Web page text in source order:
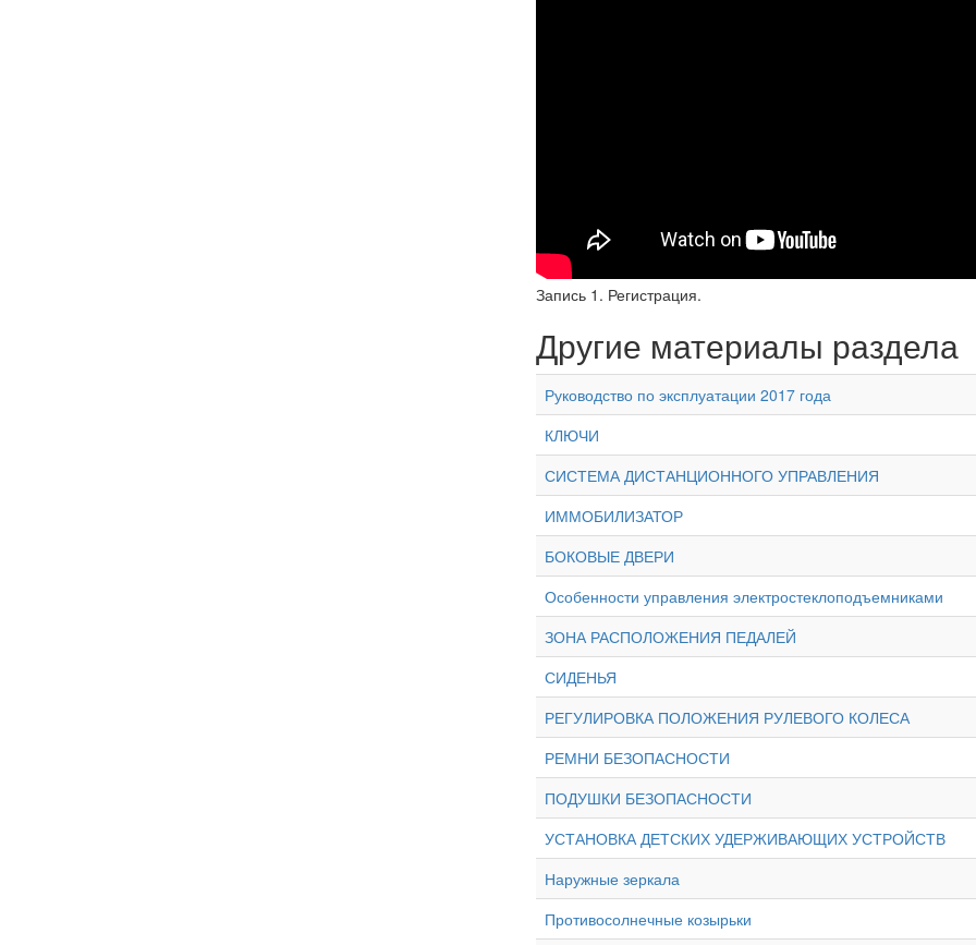
Запись 1. Регистрация.
Другие материалы раздела
Руководство по эксплуатации 2017 года
КЛЮЧИ
СИСТЕМА ДИСТАНЦИОННОГО УПРАВЛЕНИЯ
ИММОБИЛИЗАТОР
БОКОВЫЕ ДВЕРИ
Особенности управления электростеклоподъемниками
ЗОНА РАСПОЛОЖЕНИЯ ПЕДАЛЕЙ
СИДЕНЬЯ
РЕГУЛИРОВКА ПОЛОЖЕНИЯ РУЛЕВОГО КОЛЕСА
РЕМНИ БЕЗОПАСНОСТИ
ПОДУШКИ БЕЗОПАСНОСТИ
УСТАНОВКА ДЕТСКИХ УДЕРЖИВАЮЩИХ УСТРОЙСТВ
Наружные зеркала
Противосолнечные козырьки